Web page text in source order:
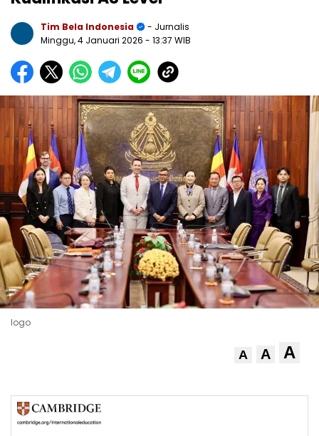
Tim Bela Indonesia
- Jurnalis
Minggu, 4 Januari 2026 - 13:37 WIB
logo
A A A